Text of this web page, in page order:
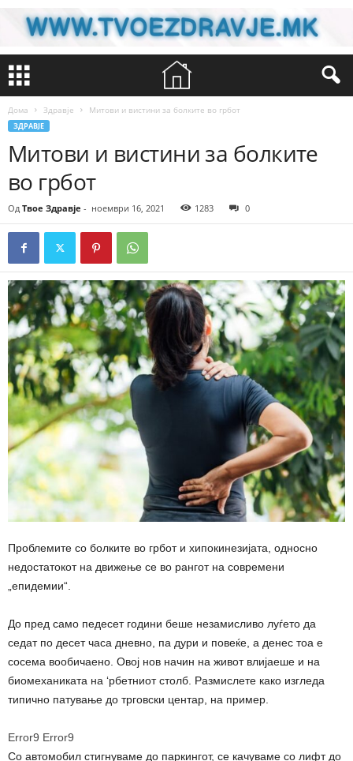
Дома Здравје Митови и вистини за болките во грбот
ЗДРАВЈЕ
Митови и вистини за болките
во грбот
Од Твое Здравје - ноември 16, 2021 1283 0
Проблемите со болките во грбот и хипокинезијата, односно
недостатокот на движење се во рангот на современи
„епидемии“.
До пред само педесет години беше незамисливо луѓето да
седат по десет часа дневно, па дури и повеќе, а денес тоа е
сосема вообичаено. Овој нов начин на живот влијаеше и на
биомеханиката на ‘рбетниот столб. Размислете како изгледа
типично патување до трговски центар, на пример.
Error9 Error9
Со автомобил стигнуваме до паркингот, се качуваме со лифт до